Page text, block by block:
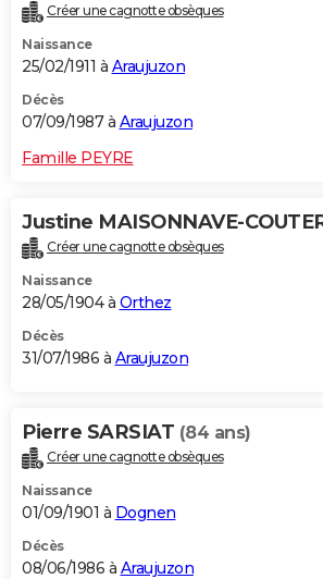
Créer une cagnotte obsèques
Naissance
25/02/1911 à Araujuzon
Décès
07/09/1987 à Araujuzon
Famille PEYRE
Justine MAISONNAVE-
Créer une cagnotte obsèques
Naissance
28/05/1904 à Orthez
Décès
31/07/1986 à Araujuzon
Pierre SARSIAT (84 ans)
Créer une cagnotte obsèques
Naissance
01/09/1901 à Dognen
Décès
08/06/1986 à Araujuzon